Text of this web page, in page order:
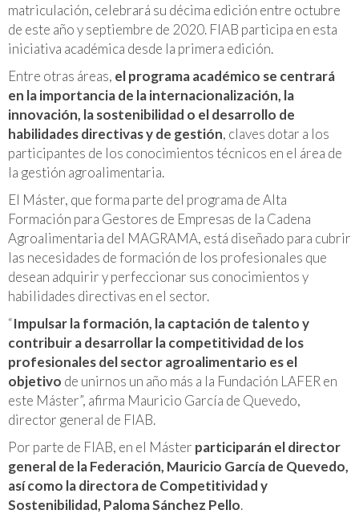
matriculación, celebrará su décima edición entre octubre
de este año y septiembre de 2020. FIAB participa en esta
iniciativa académica desde la primera edición.
Entre otras áreas, el programa académico se centrará
en la importancia de la internacionalización, la
innovación, la sostenibilidad o el desarrollo de
habilidades directivas y de gestión, claves dotar a los
participantes de los conocimientos técnicos en el área de
la gestión agroalimentaria.
El Máster, que forma parte del programa de Alta
Formación para Gestores de Empresas de la Cadena
Agroalimentaria del MAGRAMA, está diseñado para cubrir
las necesidades de formación de los profesionales que
desean adquirir y perfeccionar sus conocimientos y
habilidades directivas en el sector.
“Impulsar la formación, la captación de talento y
contribuir a desarrollar la competitividad de los
profesionales del sector agroalimentario es el
objetivo de unirnos un año más a la Fundación LAFER en
este Máster”, afirma Mauricio García de Quevedo,
director general de FIAB.
Por parte de FIAB, en el Máster participarán el director
general de la Federación, Mauricio García de Quevedo,
así como la directora de Competitividad y
Sostenibilidad, Paloma Sánchez Pello.